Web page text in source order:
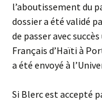
l’aboutissement du
dossier a été validé
de passer avec
Français d’Haïti à
a été envoyé à
Si Blerc est accepté